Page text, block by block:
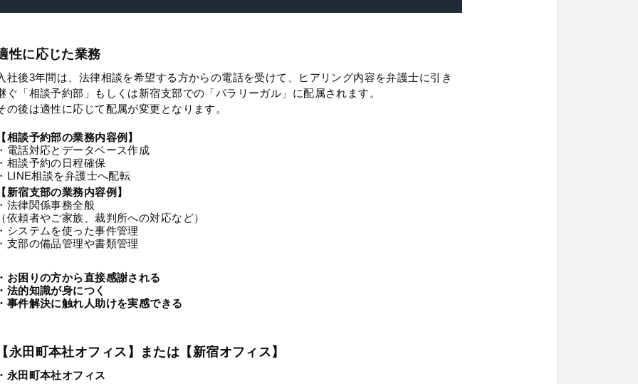
性に応じた業務
社後3年間は、法律相談を希望する方からの電話を受けて、ヒアリング内容を弁護士に引き
ぐ「相談予約部」もしくは新宿支部での「パラリーガル」に配属されます。
の後は適性に応じて配属が変更となります。
相談予約部の業務内容例】
電話対応とデータベース作成
相談予約の日程確保
LINE相談を弁護士へ配転
新宿支部の業務内容例】
法律関係事務全般
依頼者やご家族、裁判所への対応など）
システムを使った事件管理
支部の備品管理や書類管理
お困りの方から直接感謝される
法的知識が身につく
事件解決に触れ人助けを実感できる
永田町本社オフィス】または【新宿オフィス】
永田町本社オフィス